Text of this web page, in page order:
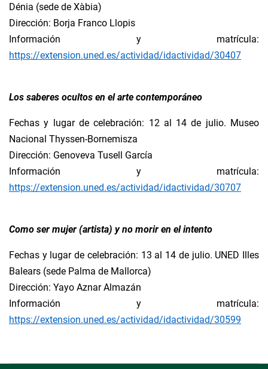
Dénia (sede de Xàbia)
Dirección: Borja Franco Llopis
Información y matrícula:
https://extension.uned.es/actividad/idactividad/30407
Los saberes ocultos en el arte contemporáneo
Fechas y lugar de celebración: 12 al 14 de julio. Museo
Nacional Thyssen-Bornemisza
Dirección: Genoveva Tusell García
Información y matrícula:
https://extension.uned.es/actividad/idactividad/30707
Como ser mujer (artista) y no morir en el intento
Fechas y lugar de celebración: 13 al 14 de julio. UNED Illes
Balears (sede Palma de Mallorca)
Dirección: Yayo Aznar Almazán
Información y matrícula:
https://extension.uned.es/actividad/idactividad/30599